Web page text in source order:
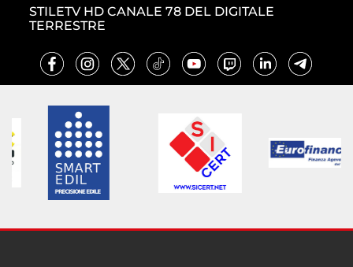
STILETV HD CANALE 78 DEL DIGITALE
TERRESTRE